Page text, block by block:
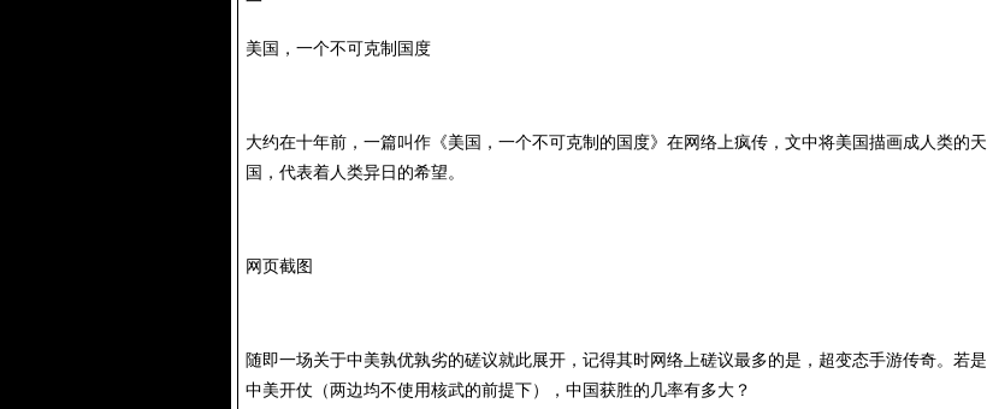
美国，一个不可克制国度
大约在十年前，一篇叫作《美国，一个不可克制的国度》在网络上疯传，文中将美国描画成人类的天
国，代表着人类异日的希望。
网页截图
随即一场关于中美孰优孰劣的磋议就此展开，记得其时网络上磋议最多的是，超变态手游传奇。若是
中美开仗（两边均不使用核武的前提下），中国获胜的几率有多大？